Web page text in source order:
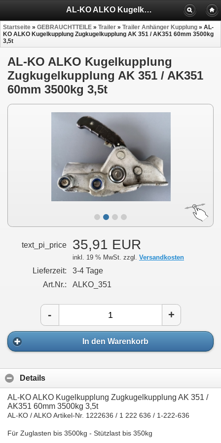
AL-KO ALKO Kugelkupplung Zugkugelkupplung AK 351
Startseite » GEBRAUCHTTEILE » Trailer » Trailer Anhänger Kupplung » AL-
KO ALKO Kugelkupplung Zugkugelkupplung AK 351 / AK351 60mm 3500kg
3,5t
AL-KO ALKO Kugelkupplung
Zugkugelkupplung AK 351 / AK351
60mm 3500kg 3,5t
text_pi_price 35,91 EUR
inkl. 19 % MwSt. zzgl. Versandkosten
Lieferzeit:
3-4 Tage
Art.Nr.:
ALKO_351
- +
In den Warenkorb
Details
AL-KO ALKO Kugelkupplung Zugkugelkupplung AK 351 /
AK351 60mm 3500kg 3,5t
AL-KO / ALKO Artikel-Nr. 1222636 / 1 222 636 / 1-222-636
Für Zuglasten bis 3500kg - Stützlast bis 350kg